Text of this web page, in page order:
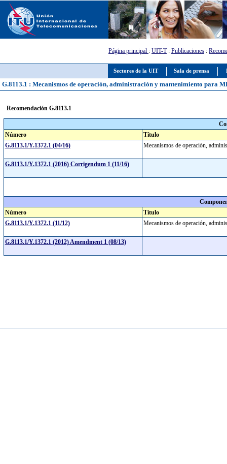
Sectores de la UIT Sala de prensa
Página principal : UIT-T: Publicaciones :
G.8113.1 : Mecanismos de operación, administración y mantenimiento para
Recomendación G.8113.1
Número
Título
G.8113.1/Y.1372.1 (04/16)
Mecanismos de operación,
G.8113.1/Y.1372.1 (2016) Corrigendum 1 (11/16)
Número
Título
G.8113.1/Y.1372.1 (11/12)
Mecanismos de operación,
G.8113.1/Y.1372.1 (2012) Amendment 1 (08/13)